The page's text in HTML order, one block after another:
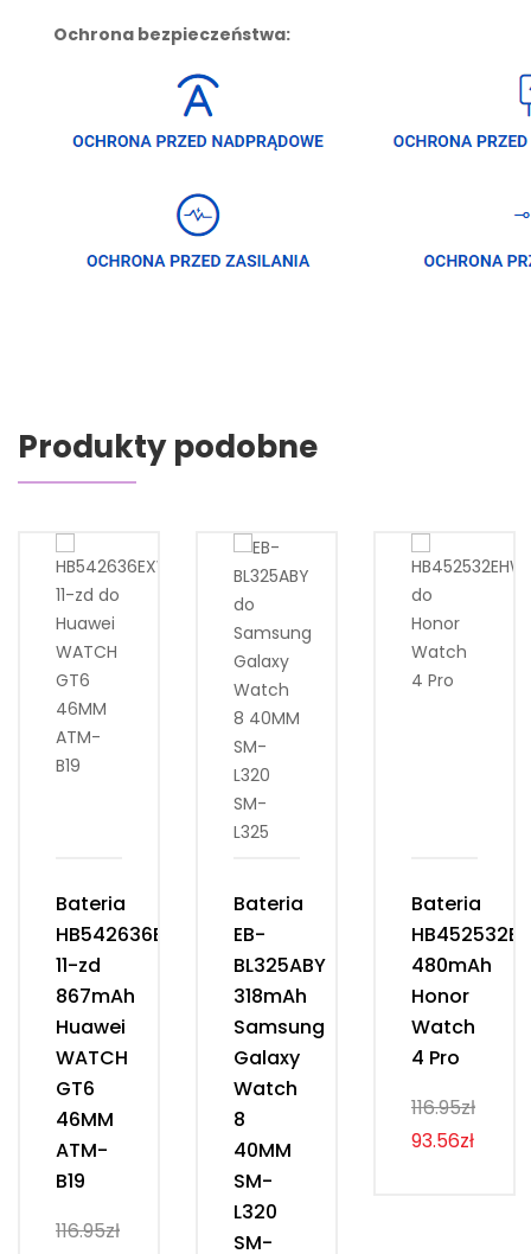
Ochrona bezpieczeństwa:
Produkty podobne
Bateria
HB542636EXW-
11-zd
867mAh
Huawei
WATCH
GT6
46MM
ATM-
B19
116.95zł
Bateria
EB-
BL325ABY
318mAh
Samsung
Galaxy
Watch
8
40MM
SM-
L320
SM-
Bateria
480mAh
Honor
Watch
4 Pro
116.95zł
93.56zł